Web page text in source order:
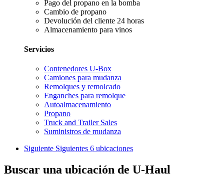
Pago del propano en la bomba
Cambio de propano
Devolución del cliente 24 horas
Almacenamiento para vinos
Servicios
Contenedores U-Box
Camiones para mudanza
Remolques y remolcado
Enganches para remolque
Autoalmacenamiento
Propano
Truck and Trailer Sales
Suministros de mudanza
Siguiente Siguientes 6 ubicaciones
Buscar una ubicación de U-Haul